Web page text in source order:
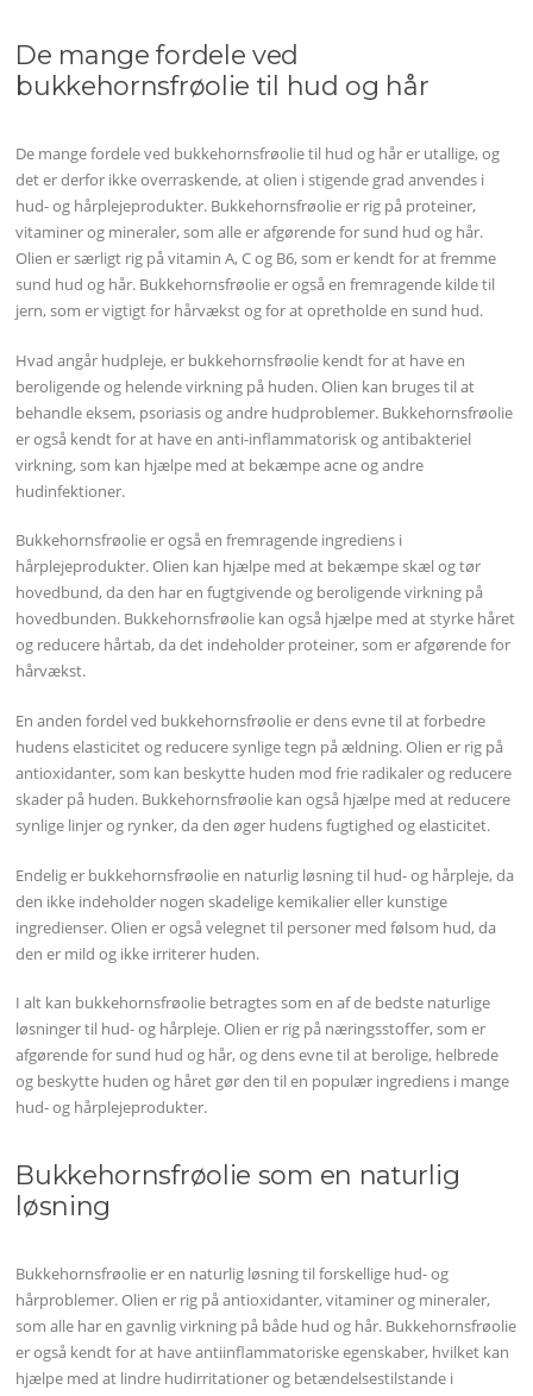
De mange fordele ved
bukkehornsfrøolie til hud og hår
De mange fordele ved bukkehornsfrøolie til hud og hår er utallige, og
det er derfor ikke overraskende, at olien i stigende grad anvendes i
hud- og hårplejeprodukter. Bukkehornsfrøolie er rig på proteiner,
vitaminer og mineraler, som alle er afgørende for sund hud og hår.
Olien er særligt rig på vitamin A, C og B6, som er kendt for at fremme
sund hud og hår. Bukkehornsfrøolie er også en fremragende kilde til
jern, som er vigtigt for hårvækst og for at opretholde en sund hud.
Hvad angår hudpleje, er bukkehornsfrøolie kendt for at have en
beroligende og helende virkning på huden. Olien kan bruges til at
behandle eksem, psoriasis og andre hudproblemer. Bukkehornsfrøolie
er også kendt for at have en anti-inflammatorisk og antibakteriel
virkning, som kan hjælpe med at bekæmpe acne og andre
hudinfektioner.
Bukkehornsfrøolie er også en fremragende ingrediens i
hårplejeprodukter. Olien kan hjælpe med at bekæmpe skæl og tør
hovedbund, da den har en fugtgivende og beroligende virkning på
hovedbunden. Bukkehornsfrøolie kan også hjælpe med at styrke håret
og reducere hårtab, da det indeholder proteiner, som er afgørende for
hårvækst.
En anden fordel ved bukkehornsfrøolie er dens evne til at forbedre
hudens elasticitet og reducere synlige tegn på ældning. Olien er rig på
antioxidanter, som kan beskytte huden mod frie radikaler og reducere
skader på huden. Bukkehornsfrøolie kan også hjælpe med at reducere
synlige linjer og rynker, da den øger hudens fugtighed og elasticitet.
Endelig er bukkehornsfrøolie en naturlig løsning til hud- og hårpleje, da
den ikke indeholder nogen skadelige kemikalier eller kunstige
ingredienser. Olien er også velegnet til personer med følsom hud, da
den er mild og ikke irriterer huden.
I alt kan bukkehornsfrøolie betragtes som en af ​​de bedste naturlige
løsninger til hud- og hårpleje. Olien er rig på næringsstoffer, som er
afgørende for sund hud og hår, og dens evne til at berolige, helbrede
og beskytte huden og håret gør den til en populær ingrediens i mange
hud- og hårplejeprodukter.
Bukkehornsfrøolie som en naturlig
løsning
Bukkehornsfrøolie er en naturlig løsning til forskellige hud- og
hårproblemer. Olien er rig på antioxidanter, vitaminer og mineraler,
som alle har en gavnlig virkning på både hud og hår. Bukkehornsfrøolie
er også kendt for at have antiinflammatoriske egenskaber, hvilket kan
hjælpe med at lindre hudirritationer og betændelsestilstande i